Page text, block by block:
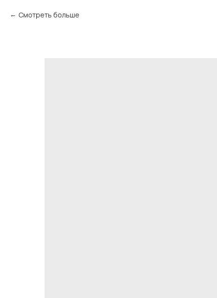
Смотреть больше